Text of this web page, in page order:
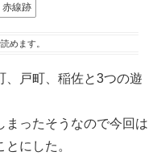
赤線跡
めます。
、戸町、稲佐と3つの遊
まったそうなので今回は
にした。